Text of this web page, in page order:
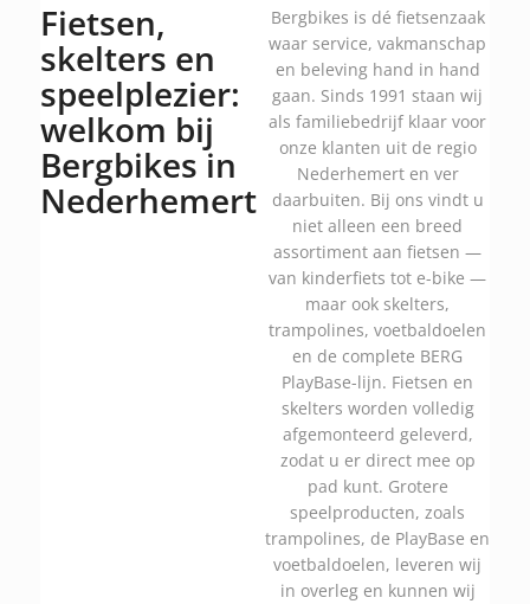
Fietsen,
skelters en
speelplezier:
welkom bij
Bergbikes in
Nederhemert
Bergbikes is dé fietsenzaak
waar service, vakmanschap
en beleving hand in hand
gaan. Sinds 1991 staan wij
als familiebedrijf klaar voor
onze klanten uit de regio
Nederhemert en ver
daarbuiten. Bij ons vindt u
niet alleen een breed
assortiment aan fietsen —
van kinderfiets tot e-bike —
maar ook skelters,
trampolines, voetbaldoelen
en de complete BERG
PlayBase-lijn. Fietsen en
skelters worden volledig
afgemonteerd geleverd,
zodat u er direct mee op
pad kunt. Grotere
speelproducten, zoals
trampolines, de PlayBase en
voetbaldoelen, leveren wij
in overleg en kunnen wij